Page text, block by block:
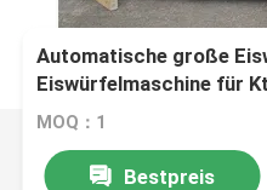
Automatische große
Eiswürfelmaschine für
MOQ：1
Bestpreis